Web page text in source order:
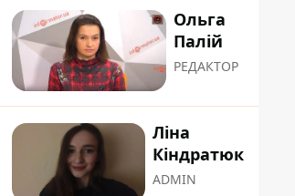
Ольга
Палій
РЕДАКТОР
Ліна
Кіндратюк
ADMIN